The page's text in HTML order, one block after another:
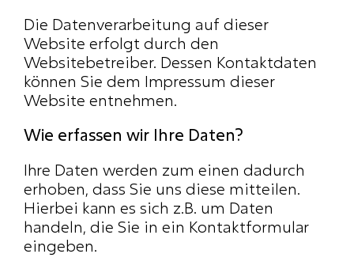
Die Datenverarbeitung auf dieser
Website erfolgt durch den
Websitebetreiber. Dessen Kontaktdaten
können Sie dem Impressum dieser
Website entnehmen.
Wie erfassen wir Ihre Daten?
Ihre Daten werden zum einen dadurch
erhoben, dass Sie uns diese mitteilen.
Hierbei kann es sich z.B. um Daten
handeln, die Sie in ein Kontaktformular
eingeben.